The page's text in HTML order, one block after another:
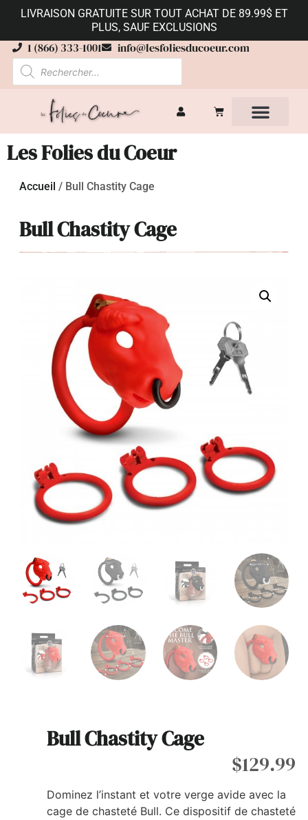
LIVRAISON GRATUITE SUR TOUT ACHAT DE 89.99$ ET
PLUS, SAUF EXCLUSIONS
1 (866) 333-1001 info@lesfoliesducoeur.com
Les Folies du Coeur
Accueil / Bull Chastity Cage
Bull Chastity Cage
Bull Chastity Cage
$129.99
Dominez l’instant et votre verge avide avec la
cage de chasteté Bull. Ce dispositif de chasteté